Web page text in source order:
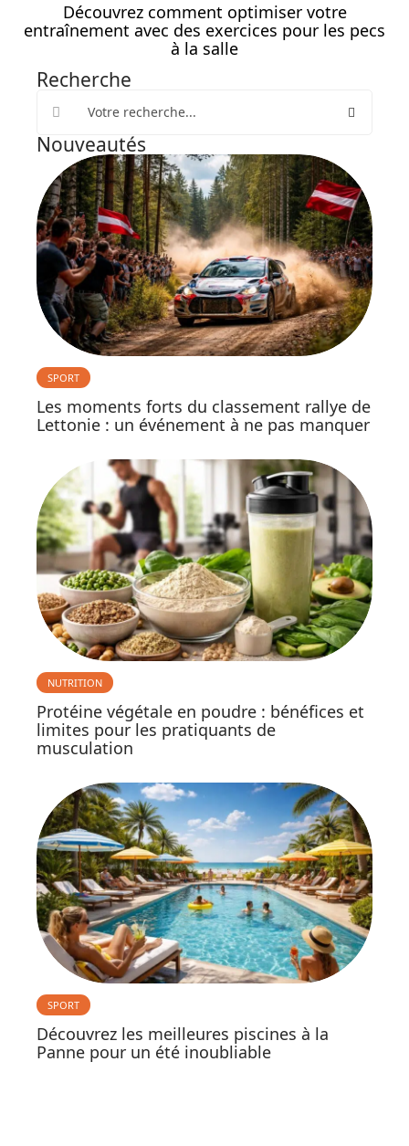
Découvrez comment optimiser votre
entraînement avec des exercices pour les pecs
à la salle
Recherche
Nouveautés
SPORT
Les moments forts du classement rallye de
Lettonie : un événement à ne pas manquer
NUTRITION
Protéine végétale en poudre : bénéfices et
limites pour les pratiquants de
musculation
SPORT
Découvrez les meilleures piscines à la
Panne pour un été inoubliable